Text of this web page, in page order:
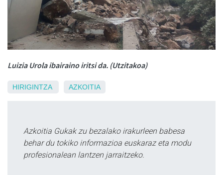
Luizia Urola ibairaino iritsi da. (Utzitakoa)
HIRIGINTZA AZKOITIA
Azkoitia Gukak zu bezalako irakurleen babesa
behar du tokiko informazioa euskaraz eta modu
profesionalean lantzen jarraitzeko.